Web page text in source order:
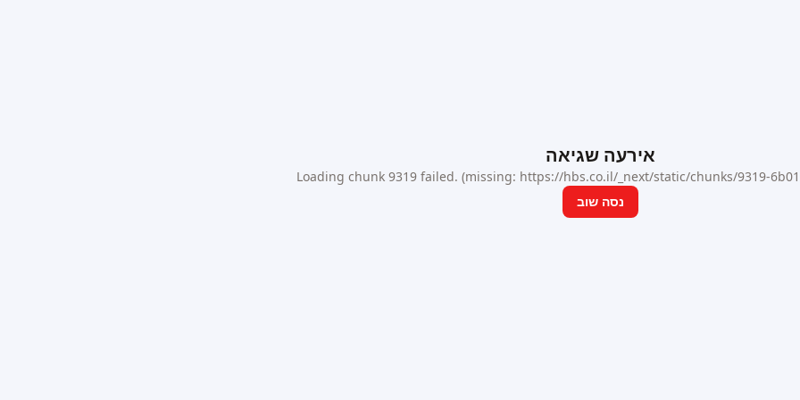
אירעה שגיאה
Loading chunk 9319 failed. (missing: https://hbs.co.il/_next/static/chunks/9319-
נסה שוב